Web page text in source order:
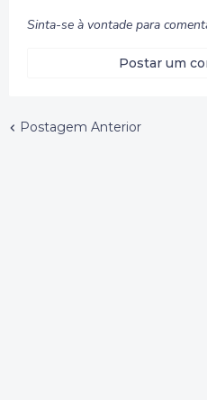
Sinta-se à vontade para
Postar um
Postagem Anterior